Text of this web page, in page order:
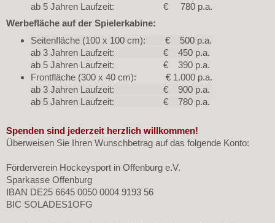
ab 5 Jahren Laufzeit: € 780 p.a.
Werbefläche auf der Spielerkabine:
Seitenfläche (100 x 100 cm): € 500 p.a.
ab 3 Jahren Laufzeit: € 450 p.a.
ab 5 Jahren Laufzeit: € 390 p.a.
Frontfläche (300 x 40 cm): € 1.000 p.a.
ab 3 Jahren Laufzeit: € 900 p.a.
ab 5 Jahren Laufzeit: € 780 p.a.
Spenden sind jederzeit herzlich willkommen!
Überweisen Sie Ihren Wunschbetrag auf das folgende Konto:
Förderverein Hockeysport in Offenburg e.V.
Sparkasse Offenburg
IBAN DE25 6645 0050 0004 9193 56
BIC SOLADES1OFG